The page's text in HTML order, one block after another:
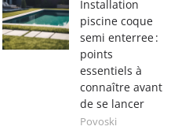
Installation
piscine coque
semi enterree :
points
essentiels à
connaître avant
de se lancer
Povoski